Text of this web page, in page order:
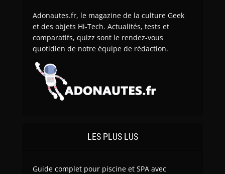
Adonautes.fr, le magazine de la culture Geek
et des objets Hi-Tech. Actualités, tests et
comparatifs, quizz sont le rendez-vous
quotidien de notre équipe de rédaction.
LES PLUS LUS
Guide complet pour piscine et SPA avec